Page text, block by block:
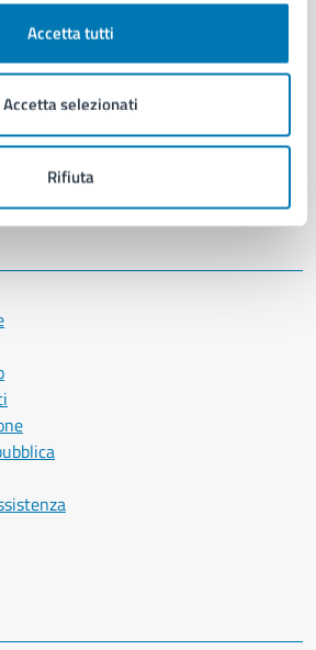
Accetta tutti
Accetta selezionati
Rifiuta
e protocollo